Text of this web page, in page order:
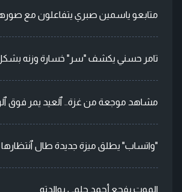
متابعو ياسمين صبري يتفاعلون مع
تامر حسني يكشف "سر" خسارة وزنه
مشاهد موجعة من غزة.. ٱلعيد يمر فوق
"واتساب" يطلق ميزة جديدة طال ٱنتظارها
الموت يفجع أحمد حلمي بوالدته